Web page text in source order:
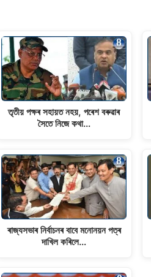
e
তৃতীয় পক্ষৰ সহায়ত নহয়, পৰেশ বৰুৱাৰ
সৈতে নিজে কথা…
ৰাজ্যসভাৰ নিৰ্বাচনৰ বাবে মনোনয়ন পত্ৰ
দাখিল কৰিলে…